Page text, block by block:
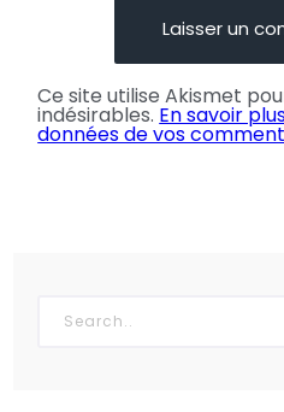
Ce site utilise Akismet
indésirables. En savoir
données de vos